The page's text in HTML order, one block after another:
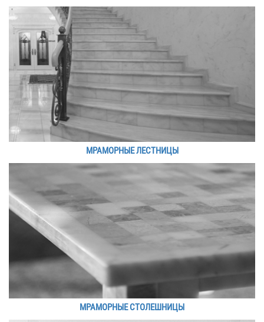
МРАМОРНЫЕ ЛЕСТНИЦЫ
МРАМОРНЫЕ СТОЛЕШНИЦЫ